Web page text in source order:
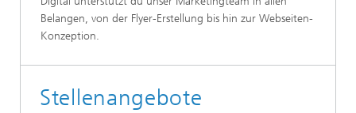
Belangen, von der Flyer-Erstellung bis hin zur Webseiten-
Konzeption.
Stellenangebote